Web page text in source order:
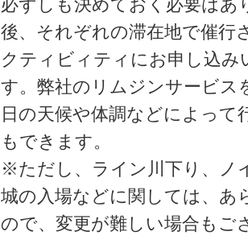
必ずしも決めておく必要はあ
後、それぞれの滞在地で催行
クティビィティにお申し込
す。弊社のリムジンサービス
日の天候や体調などによって
もできます。
※ただし、ライン川下り、ノ
城の入場などに関しては、あ
ので、変更が難しい場合もご